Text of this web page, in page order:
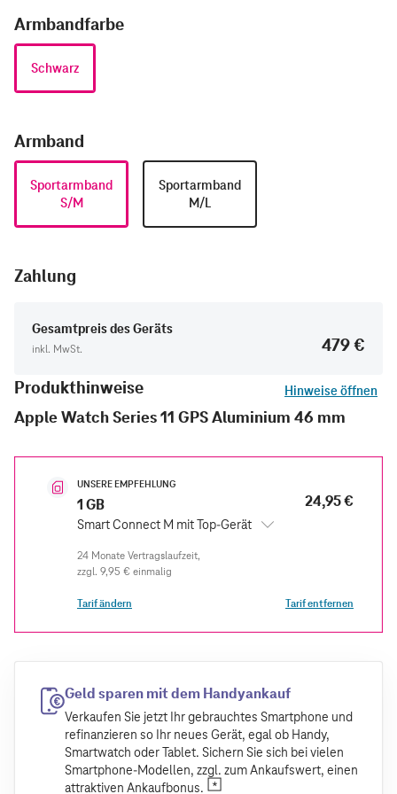
Armbandfarbe
Schwarz
Armband
Sportarmband
S/M
Sportarmband
M/L
Zahlung
Gesamtpreis des Geräts
inkl. MwSt.
479 €
Produkthinweise
Hinweise öffnen
Apple Watch Series 11 GPS Aluminium 46 mm
UNSERE EMPFEHLUNG
1 GB
Smart Connect M mit Top-Gerät
24,95 €
zzgl. 9,95 € einmalig
Tarif ändern Tarif entfernen
Geld sparen mit dem Handyankauf
Verkaufen Sie jetzt Ihr gebrauchtes Smartphone und
refinanzieren so Ihr neues Gerät, egal ob Handy,
Smartwatch oder Tablet. Sichern Sie sich bei vielen
Smartphone-Modellen, zzgl. zum Ankaufswert, einen
attraktiven Ankaufbonus.